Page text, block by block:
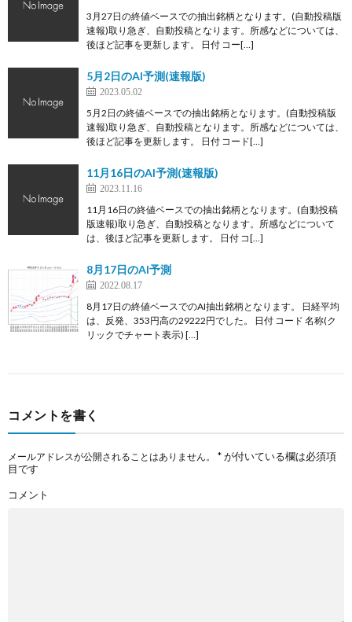
3月27日の終値ベースでの抽出銘柄となります。(自動投稿版
速報)取り急ぎ、自動投稿となります。所感などについては、
後ほど記事を更新します。 日付 コー[…]
5月2日のAI予測(速報版)
2023.05.02
5月2日の終値ベースでの抽出銘柄となります。(自動投稿版
速報)取り急ぎ、自動投稿となります。所感などについては、
後ほど記事を更新します。 日付 コード[…]
11月16日のAI予測(速報版)
2023.11.16
11月16日の終値ベースでの抽出銘柄となります。(自動投稿
版速報)取り急ぎ、自動投稿となります。所感などについて
は、後ほど記事を更新します。 日付 コ[…]
8月17日のAI予測
2022.08.17
8月17日の終値ベースでのAI抽出銘柄となります。 日経平均
は、反発、353円高の29222円でした。 日付 コード 名称(ク
リックでチャート表示) […]
コメントを書く
メールアドレスが公開されることはありません。 *が付いている欄は必須項
目です
コメント